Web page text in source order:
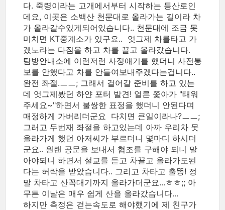
다. 죽령이라는 고개에서부터 시작하는 등산로인
데요, 이곳은 소백산 천문대로 올라가는 길이라 차
가 올라갈수있게되어있습니다.. 천문대에 조금 못
미치면 KT중계소가 있구요.. 엇그제 차를타고 가
겠노라는 다짐을 하고 차를 끌고 올라갔습니다.
탐방안내소에 이런저런 사정얘기를 했더니 사전통
보를 안했다고 차를 안들여보내주겠다는겁니다..
완전 좌절.ㅡㅡ; 그래서 걸어갈 준비를 하고 있는
데 엇그제봤던 하얀 포터 발견! 얼른 쫓아가 "태워
주세요~"하면서 불쌍한 표정을 했더니 안된다며
매정하게 가버리더군요 다치면 큰일이라나?ㅡㅡ;
그러고 두번재 좌절을 하고있는데 아까 우리차 못
올라가게 했던 아저씨가 부르더니 몇마디 하시더
군요.. 원랜 공문을 보내서 협조를 구해야 되니 말
아야되니 하면서 설교를 듣고 차끌고 올라가도된
다는 허락을 받았습니다.. 그리고 차타고 출똥! 정
말 차타고 산꼭대기까지 올라가더군요...ㅎㅎ;; 아
무튼 이날은 매우 쉽게 산을 올라갔습니다...
하지만 측정은 걷는속도로 해야했기에 제 친구가